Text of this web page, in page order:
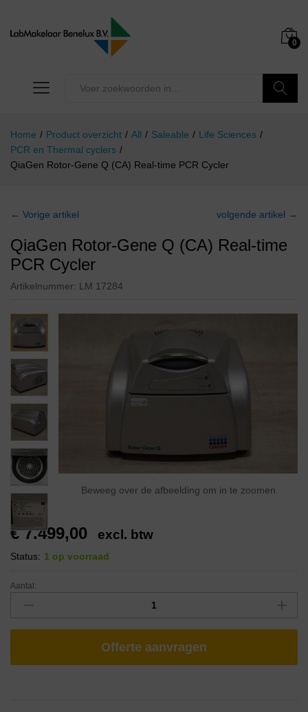
0
Home / Product overzicht / All / Saleable / Life Sciences /
PCR en Thermal cyclers /
QiaGen Rotor-Gene Q (CA) Real-time PCR Cycler
← Vorige artikel volgende artikel →
QiaGen Rotor-Gene Q (CA) Real-time
PCR Cycler
Artikelnummer: LM 17284
Beweeg over de afbeelding om in te zoomen
€7.499,00 excl. btw
Status: 1 op voorraad
Aantal:
Offerte aanvragen